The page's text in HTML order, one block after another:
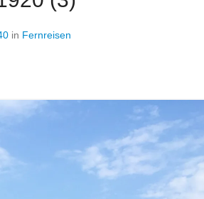
in Fernreisen